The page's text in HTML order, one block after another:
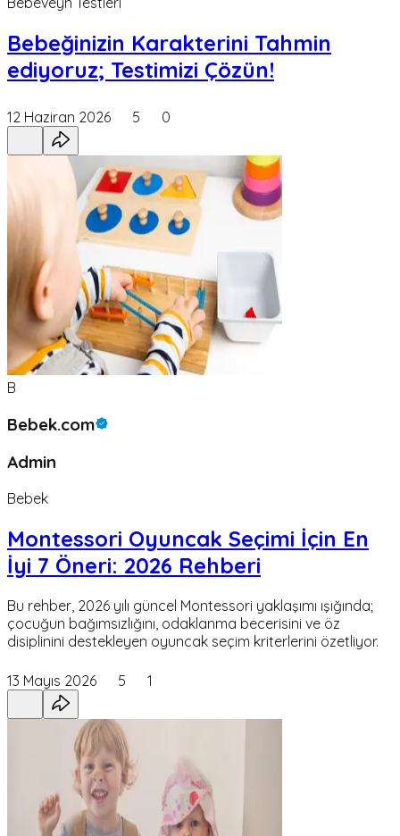
Bebeğinizin Karakterini Tahmin
ediyoruz; Testimizi Çözün!
12 Haziran 2026 5 0
B
Bebek.com
Admin
Bebek
Montessori Oyuncak Seçimi İçin En
İyi 7 Öneri: 2026 Rehberi
Bu rehber, 2026 yılı güncel Montessori yaklaşımı ışığında;
çocuğun bağımsızlığını, odaklanma becerisini ve öz
disiplinini destekleyen oyuncak seçim kriterlerini özetliyor.
13 Mayıs 2026 5 1